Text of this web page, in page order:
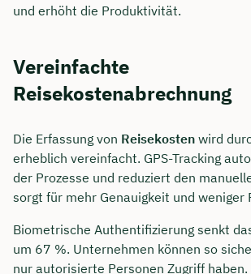
und erhöht die Produktivität.
Vereinfachte
Reisekostenabrechnung
Die Erfassung von Reisekosten wird
erheblich vereinfacht. GPS-Tracking
der Prozesse und reduziert den
sorgt für mehr Genauigkeit und weniger
Biometrische Authentifizierung senkt
um 67 %. Unternehmen können so
nur autorisierte Personen Zugriff haben.